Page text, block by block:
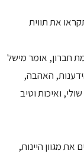
את תווית
חברון, אומר מישל
הידענות, האהבה,
ואיכות וטיב
מגוון היינות,